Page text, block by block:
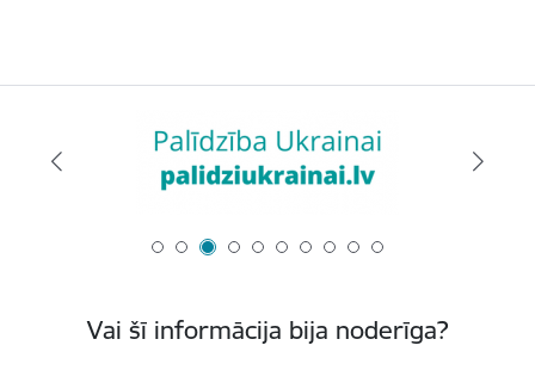
Vai šī informācija bija noderīga?